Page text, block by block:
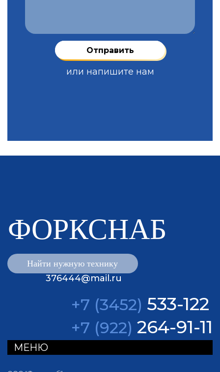
или напишите нам
ФОРКСНАБ
376444@mail.ru
+7 (3452) 533-122
+7 (922) 264-91-11
МЕНЮ